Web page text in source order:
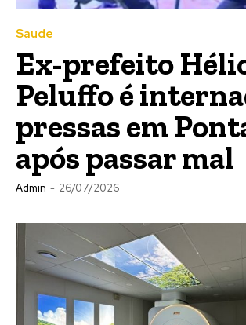
Saude
Ex-prefeito
Peluffo é
pressas em
após passar mal
Admin - 26/07/2026